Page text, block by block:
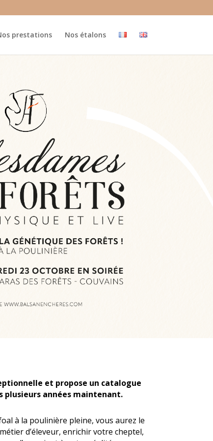
prestations Nos étalons
et propose un catalogue
plusieurs années maintenant.
à la poulinière pleine, vous aurez le
d’éleveur, enrichir votre cheptel,